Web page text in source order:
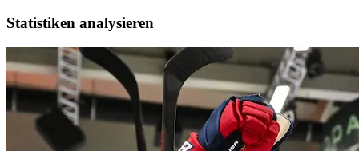
Statistiken analysieren